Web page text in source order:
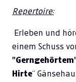
Repertoire:
Erleben und
einem Schuss
Hirte“